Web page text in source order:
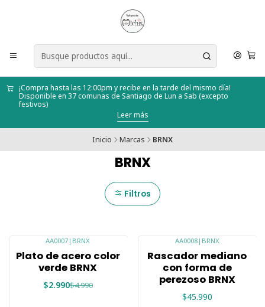
¡Compra hasta las 12:00pm y recibe en la tarde del mismo día!
Disponible en 37 comunas de Santiago de Lun a Sab (excepto
festivos)
Leer más
Inicio Marcas BRNX
BRNX
Filtros
AA0007 | BRNX
Plato de acero color
verde BRNX
$2.990$4.990
AA0008| BRNX
Rascador mediano
con forma de
perezoso BRNX
$45.990